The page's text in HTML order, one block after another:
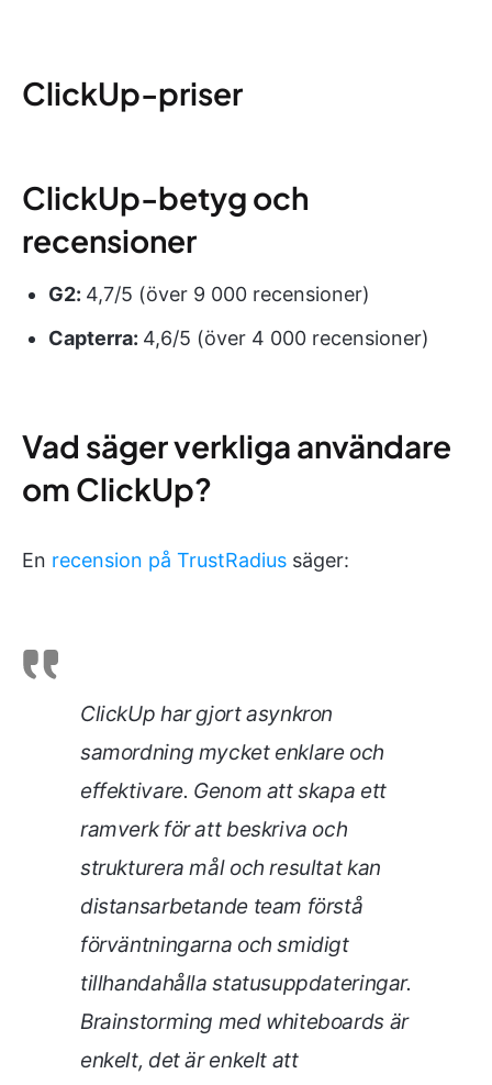
ClickUp-priser
ClickUp-betyg och
recensioner
G2: 4,7/5 (över 9 000 recensioner)
Capterra: 4,6/5 (över 4 000 recensioner)
Vad säger verkliga användare
om ClickUp?
En recension på TrustRadius säger:
ClickUp har gjort asynkron
samordning mycket enklare och
effektivare. Genom att skapa ett
ramverk för att beskriva och
strukturera mål och resultat kan
distansarbetande team förstå
förväntningarna och smidigt
tillhandahålla statusuppdateringar.
Brainstorming med whiteboards är
enkelt, det är enkelt att